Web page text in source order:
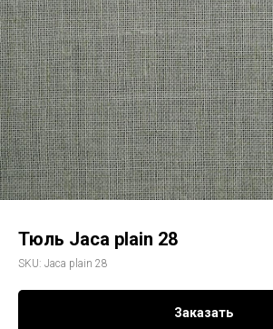
Тюль Jaca plain 28
SKU: Jaca plain 28
Заказать